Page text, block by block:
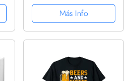
devenir aussi geniale - 11
oz - Regalo original y
divertido
Más Info